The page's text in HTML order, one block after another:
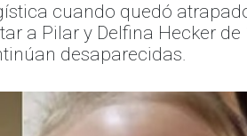
cuando quedó
a Pilar y Delfina Hecker
desaparecidas.